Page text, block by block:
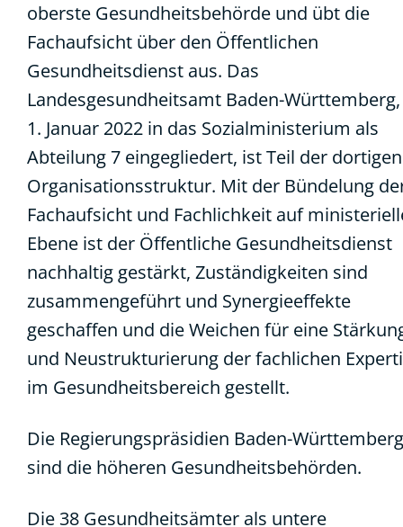
oberste Gesundheitsbehörde und übt die
Fachaufsicht über den Öffentlichen
Gesundheitsdienst aus. Das
Landesgesundheitsamt Baden-
1. Januar 2022 in das Sozialministerium als
Abteilung 7 eingegliedert, ist Teil der dortigen
Organisationsstruktur. Mit der Bündelung
Fachaufsicht und Fachlichkeit auf
Ebene ist der Öffentliche Gesundheitsdienst
nachhaltig gestärkt, Zuständigkeiten sind
zusammengeführt und Synergieeffekte
geschaffen und die Weichen für eine
und Neustruk­turierung der fachlichen
im Gesundheitsbereich gestellt.
Die Regierungspräsidien Baden-
sind die höheren Gesundheitsbehörden.
Die 38 Gesundheitsämter als untere